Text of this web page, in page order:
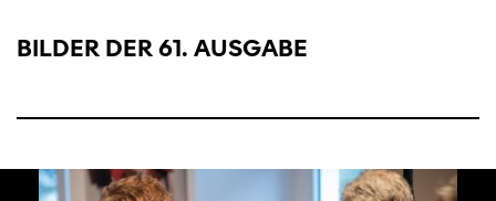
BILDER DER 61. AUSGABE